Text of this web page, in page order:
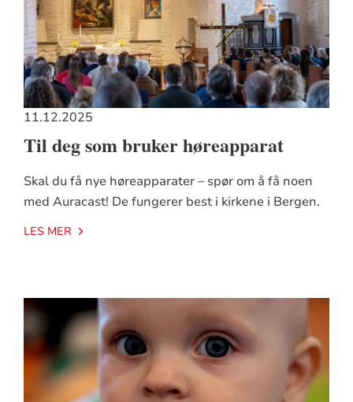
11.12.2025
Til deg som bruker høreapparat
Skal du få nye høreapparater – spør om å få noen
med Auracast! De fungerer best i kirkene i Bergen.
LES MER